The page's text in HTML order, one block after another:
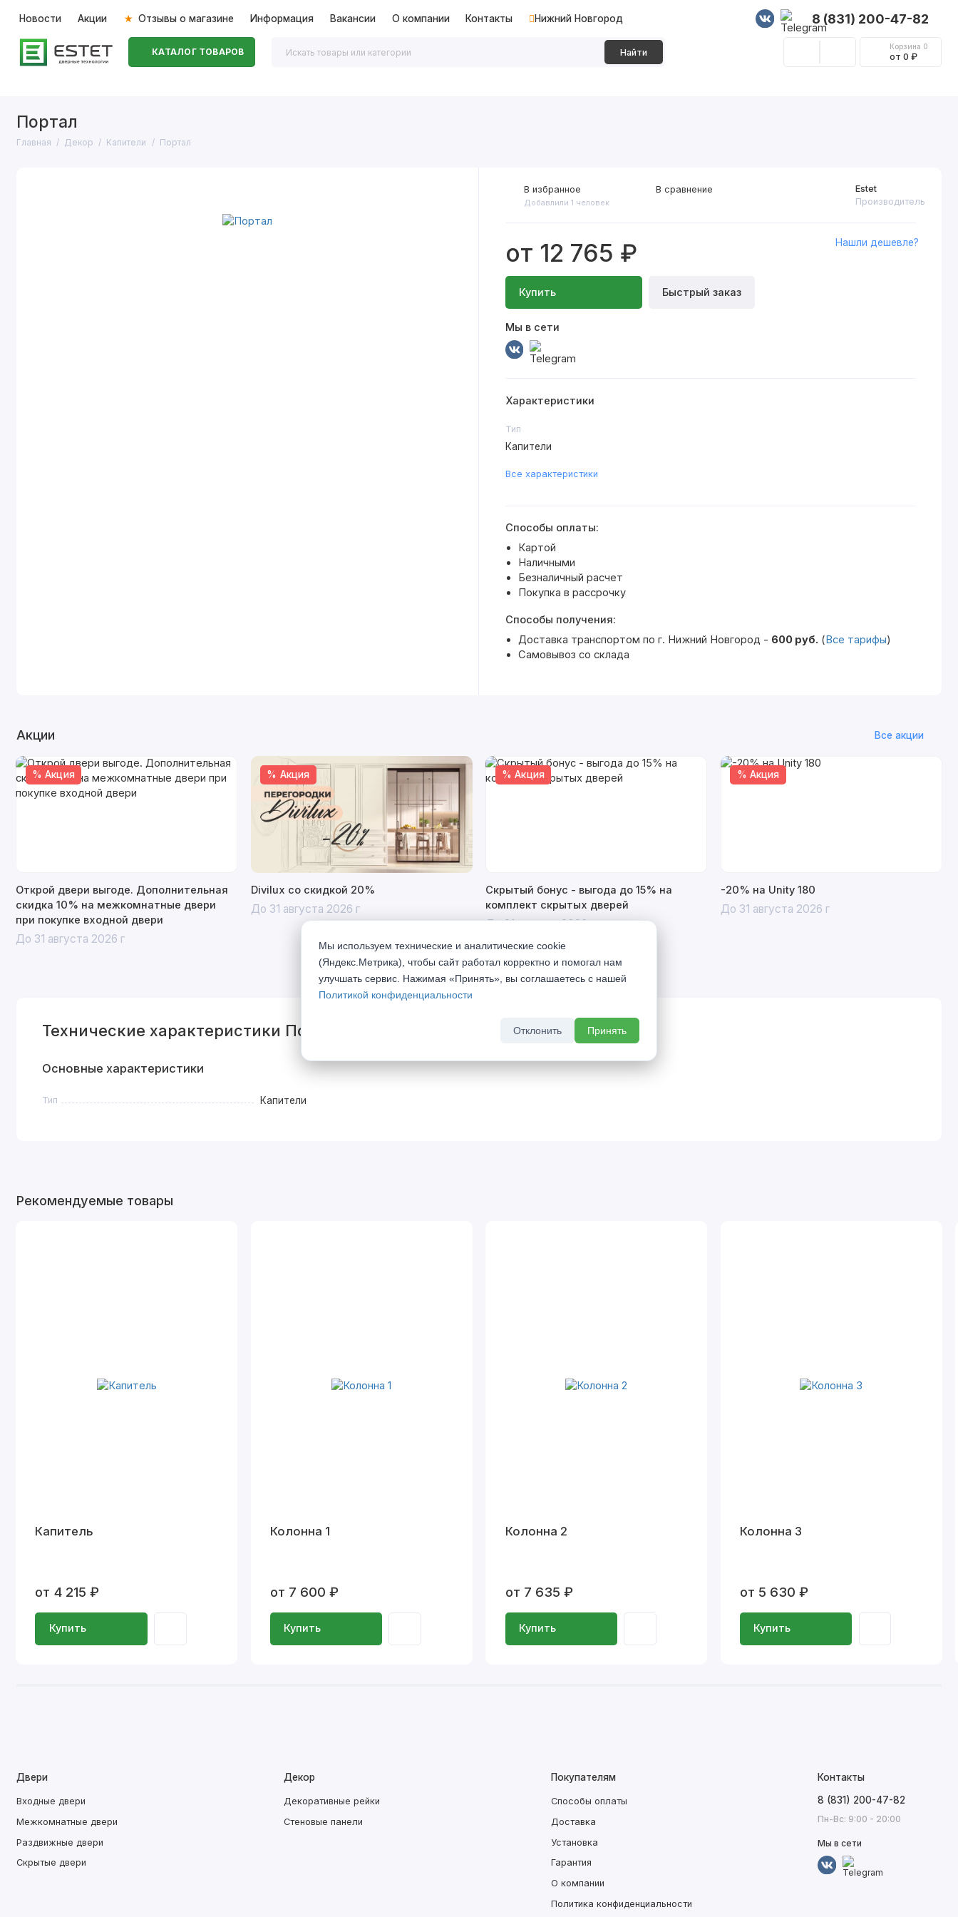
Новости Акции Отзывы о магазине Информация Вакансии О компании Контакты Нижний Новгород 8 (831) 200-47-82
КАТАЛОГ ТОВАРОВ Найти
Корзина 0
от 0 ₽
Портал
Главная Декор Капители Портал
Estet
Производитель
от 12 765 ₽
Купить Быстрый заказ
Нашли дешевле?
Мы в сети
В избранное
Добавлили 1 человек
В сравнение
Характеристики
Тип
Капители
Все характеристики
Способы оплаты:
Картой
Наличными
Безналичный расчет
Покупка в рассрочку
Способы получения:
Доставка транспортом по г. Нижний Новгород - 600 руб. (Все тарифы)
Самовывоз со склада
Акции Все акции
% Акция
Открой двери выгоде. Дополнительная
скидка 10% на межкомнатные двери
при покупке входной двери
До 31 августа 2026 г
% Акция
Divilux со скидкой 20%
До 31 августа 2026 г
% Акция
Скрытый бонус - выгода до 15% на
комплект скрытых дверей
До 31 августа 2026 г
% Акция
-20% на Unity 180
До 31 августа 2026 г
Технические характеристики Портал
Основные характеристики
Тип Капители
Рекомендуемые товары
Капитель
от 4 215 ₽
Купить
Колонна 1
от 7 600 ₽
Купить
Колонна 2
от 7 635 ₽
Купить
Колонна 3
от 5 630 ₽
Купить
Двери
Входные двери
Межкомнатные двери
Раздвижные двери
Скрытые двери
Декор
Декоративные рейки
Стеновые панели
Покупателям
Способы оплаты
Доставка
Установка
Гарантия
О компании
Политика конфиденциальности
Контакты
8 (831) 200-47-82
Пн-Вс: 9:00 - 20:00
Мы в сети
Мы используем технические и аналитические cookie
(Яндекс.Метрика), чтобы сайт работал корректно и помогал нам
улучшать сервис. Нажимая «Принять», вы соглашаетесь с нашей
Политикой конфиденциальности
Отклонить Принять